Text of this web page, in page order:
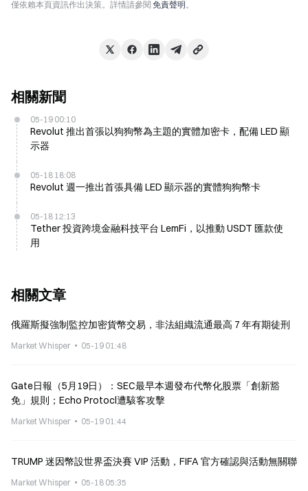
僅依賴本頁資訊作出決策。詳情請參閱免責聲明 。
相關新聞
05-19 00:10
Revolut 推出首張以狗狗幣為主題的實體加密卡，配備 LED 顯
示器
05-18 18:08
Revolut 週一推出首張具備 LED 顯示器的實體狗狗幣卡
05-18 12:13
Tether 投資跨境金融科技平台 LemFi，以推動 USDT 匯款使
用
相關文章
俄羅斯擬強制監控加密貨幣交易，非法組織流通最高 7 年有期徒刑
Market Whisper 05-19 01:48
Gate日報（5月19日）：SEC最早本週發布代幣化股票「創新豁
免」規則；Echo Protocl遭駭客攻擊
Market Whisper 05-19 01:44
TRUMP 迷因幣設世界盃決賽 VIP 活動，FIFA 官方確認與活動無關聯
Market Whisper 05-18 05:35